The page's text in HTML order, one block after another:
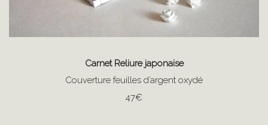
Carnet Reliure japonaise
Couverture feuilles d’argent oxydé
47€